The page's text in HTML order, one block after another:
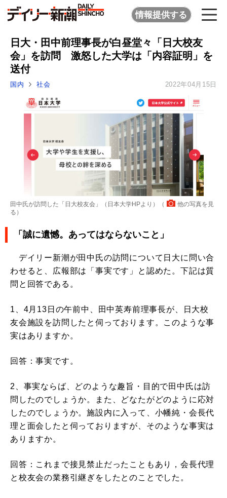
情報提供する
日大・田中前理事長が白昼堂々「日大校友
会」を訪問 激怒した大学は「内容証明」を
送付
国内 社会 2022年04月15日
田中氏が訪問した「日大校友会」（日本大学HPより）（
他の写真を見
る ）
「誠に遺憾。あってはならないこと」
デイリー新潮が田中氏の訪問について日大に問い合
わせると、広報部は「事実です」と認めた。下記は質
問と回答である。
1、4月13日の午前中、田中英寿前理事長が、日大校
友会施設を訪問したと伺っております。このような事
実はありますか。
回答：事実です。
2、事実ならば、どのような趣旨・目的で田中氏は訪
問したのでしょうか。また、どなたがどのように応対
したのでしょうか。施設内に入って、小幡純・会長代
理と面会したと伺っておりますが、そのような事実は
ありますか。
回答：これまで接見禁止だったこともあり，会長代理
と校友会の業務引継ぎをしたとのことでした。